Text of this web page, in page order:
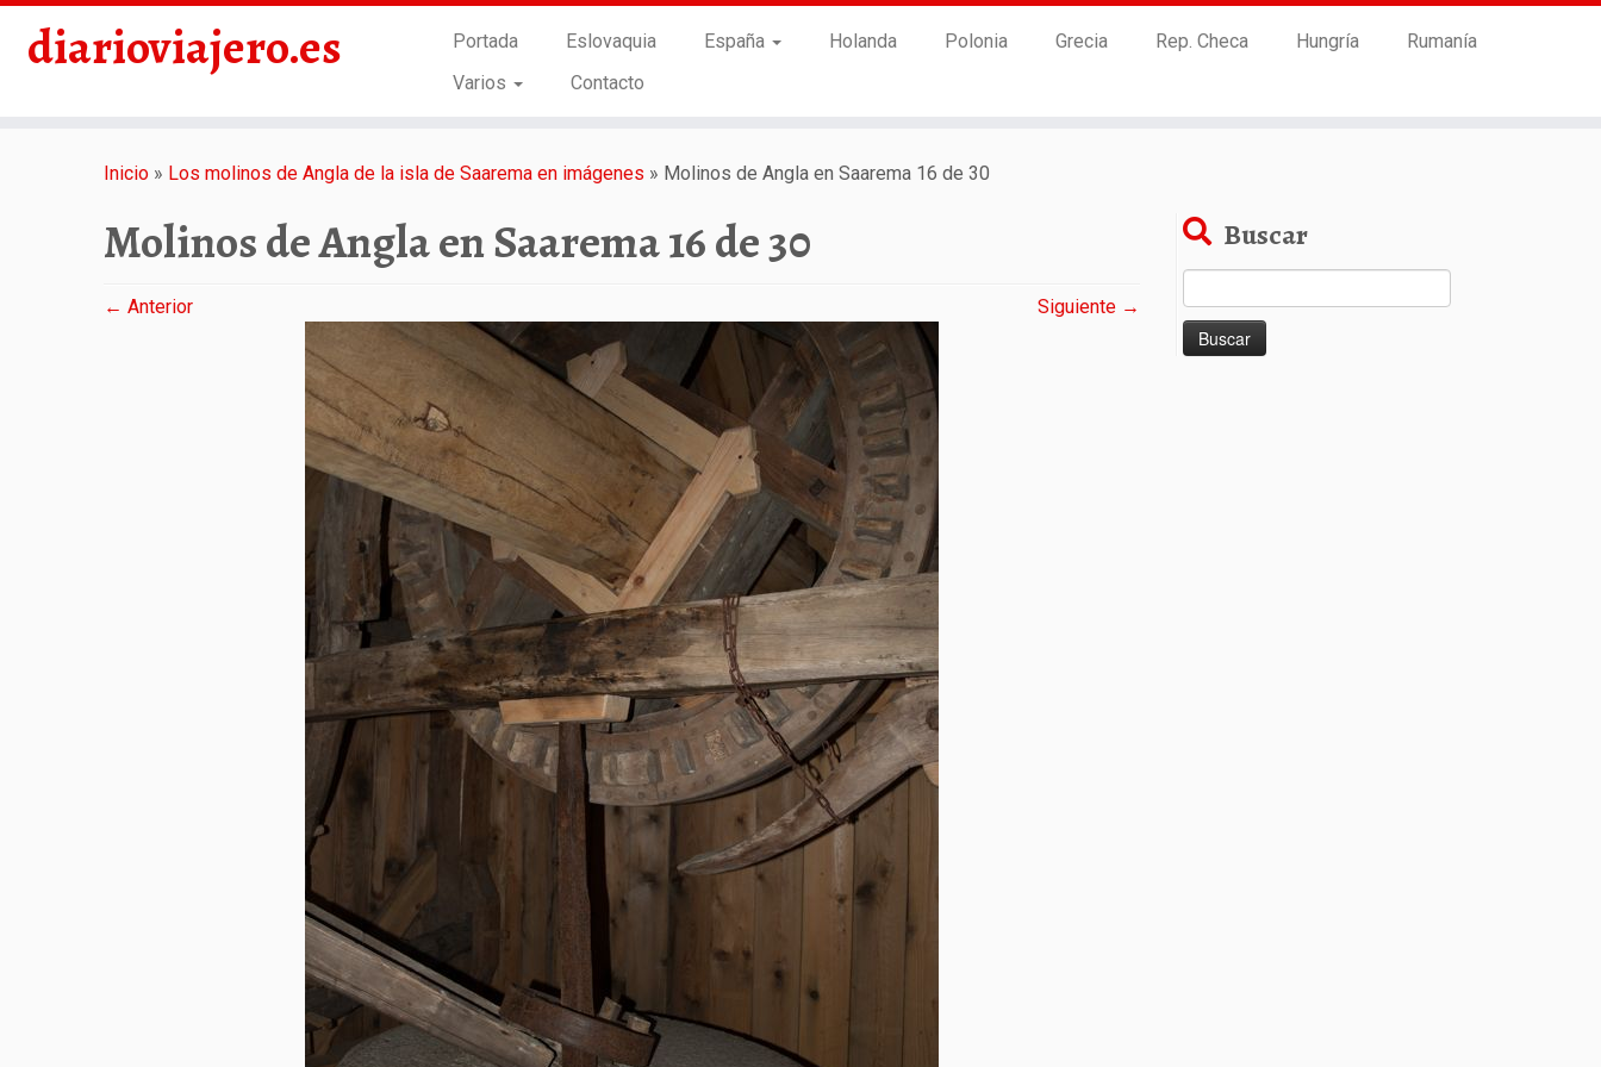
diarioviajero.es Portada Eslovaquia España Holanda Polonia Grecia Rep. Checa Hungría
Rumanía
Varios
Contacto
Inicio » Los molinos de Angla de la isla de Saarema en imágenes » Molinos de Angla en Saarema 16 de 30
Molinos de Angla en Saarema 16 de 30
← Anterior Siguiente →
Buscar